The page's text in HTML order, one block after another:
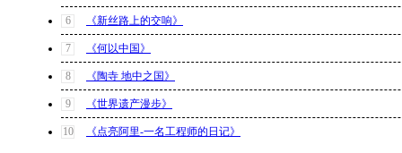
6 《新丝路上的交响》
7 《何以中国》
8 《陶寺 地中之国》
9 《世界遗产漫步》
10 《点亮阿里-一名工程师的日记》